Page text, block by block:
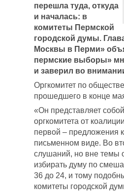
перешла туда, откуда
и началась: в
комитеты Пермской
городской думы.
Москвы в Перми»
пермские выборы»
и заверил во
Оргкомитет по
прошедшего в конце
«Он представляет
оргкомитета от
первой – предложения
письменном виде. Во
слушаний, но вне темы
избирать думу по
36 до 24, и тому
комитеты городской